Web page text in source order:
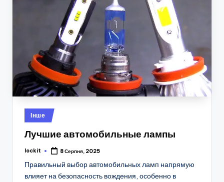
Опубліковано
у
Інше
Лучшие автомобильные лампы
Опубліковано
lockit 8 Серпня, 2025
Правильный выбор автомобильных ламп напрямую
влияет на безопасность вождения, особенно в